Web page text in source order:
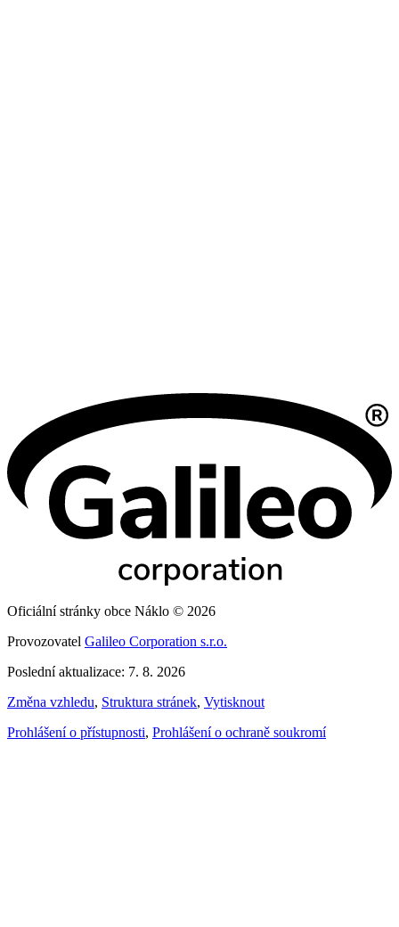
Oficiální stránky obce Náklo © 2026
Provozovatel Galileo Corporation s.r.o.
Poslední aktualizace: 7. 8. 2026
Změna vzhledu, Struktura stránek, Vytisknout
Prohlášení o přístupnosti, Prohlášení o ochraně soukromí